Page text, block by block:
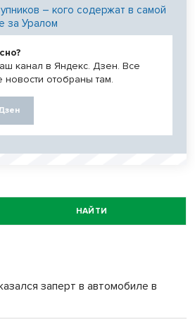
– кого содержат в самой
за Уралом
канал в Яндекс. Дзен. Все
отобраны там.
НАЙТИ
заперт в автомобиле в